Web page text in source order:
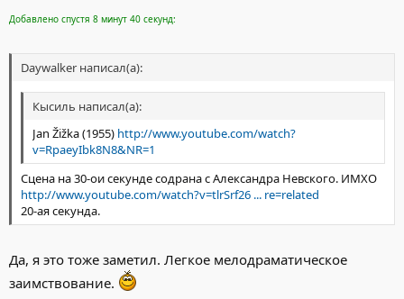
4. Последний повстанец (Jan Pohac z Dube)
Добавлено спустя 8 минут 40 секунд:
Daywalker написал(а):
Кысиль написал(а):
Jan Žižka (1955) http://www.youtube.com/watch?
v=RpaeyIbk8N8&NR=1
Сцена на 30-ои секунде содрана с Александра Невского. ИМХО
http://www.youtube.com/watch?v=tlrSrf26 ... re=related
20-ая секунда.
Да, я это тоже заметил. Легкое мелодраматическое
заимствование.